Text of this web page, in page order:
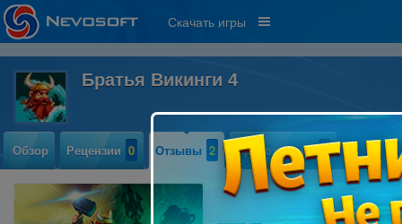
Скачать игры
Братья Викинги 4
Обзор Рецензии 0 Отзывы 2 Прохождение 1